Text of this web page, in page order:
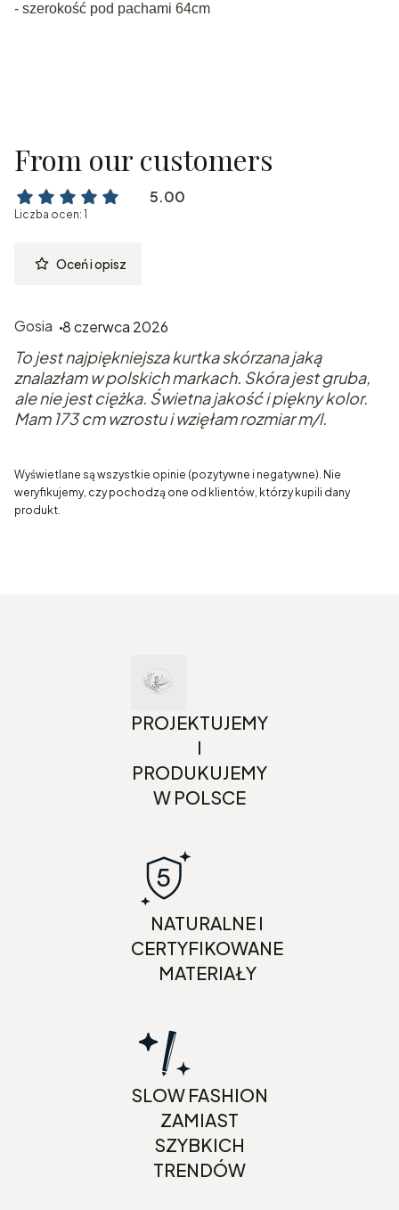
- szerokość pod pachami 64cm
From our customers
5.00
Liczba ocen: 1
Oceń i opisz
Gosia 8 czerwca 2026
To jest najpiękniejsza kurtka skórzana jaką
znalazłam w polskich markach. Skóra jest gruba,
ale nie jest ciężka. Świetna jakość i piękny kolor.
Mam 173 cm wzrostu i wzięłam rozmiar m/l.
Wyświetlane są wszystkie opinie (pozytywne i negatywne). Nie
weryfikujemy, czy pochodzą one od klientów, którzy kupili dany
produkt.
PROJEKTUJEMY
I
PRODUKUJEMY
W POLSCE
NATURALNE I
CERTYFIKOWANE
MATERIAŁY
SLOW FASHION
ZAMIAST
SZYBKICH
TRENDÓW